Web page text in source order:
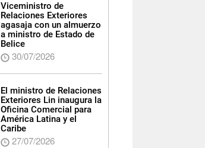
Viceministro de
Relaciones Exteriores
agasaja con un almuerzo
a ministro de Estado de
Belice
30/07/2026
El ministro de Relaciones
Exteriores Lin inaugura la
Oficina Comercial para
América Latina y el
Caribe
27/07/2026